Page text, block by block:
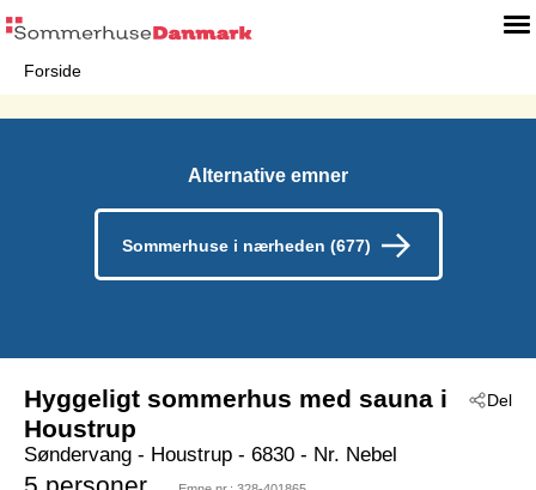
Forside
Alternative emner
Sommerhuse i nærheden (677)
Del
Hyggeligt sommerhus med sauna i
Houstrup
Søndervang - Houstrup - 6830 - Nr. Nebel